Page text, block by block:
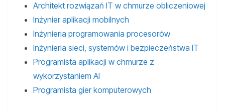
Architekt rozwiązań IT w chmurze obliczeniowej
Inżynier aplikacji mobilnych
Inżynieria programowania procesorów
Inżynieria sieci, systemów i bezpieczeństwa IT
Programista aplikacji w chmurze z
wykorzystaniem AI
Programista gier komputerowych